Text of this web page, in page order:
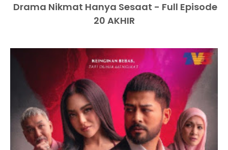
Drama Nikmat Hanya Sesaat - Full Episode
20 AKHIR